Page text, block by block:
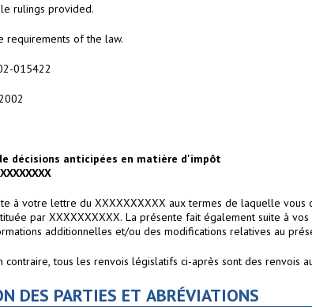
rulings provided.
requirements of the law.
015422
décisions anticipées en matière d'impôt
à votre lettre du XXXXXXXXXX aux termes de laquelle
par XXXXXXXXXX. La présente fait également suite à
additionnelles et/ou des modifications relatives au
contraire, tous les renvois législatifs ci-après sont des renvois
DES PARTIES ET ABRÉVIATIONS